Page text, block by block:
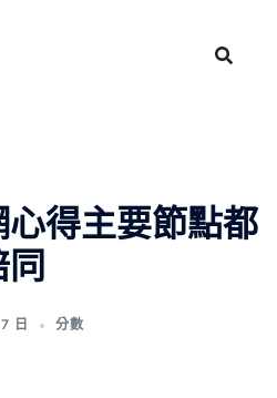
得主要節點都
日 分數